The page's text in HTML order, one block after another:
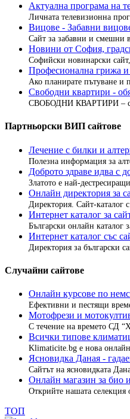
Актуална програма на
Личната телевизионна
Вицове - Забавни
Сайт за забавни и смешни
Новини от София,
Софийски новинарски сайт,
Професионална грижа
Ако планирате пътуване и
Свободни квартири -
СВОБОДНИ КВАРТИРИ –
Партньорски ВИП сайтове
Лечение с билки и
Полезна информация за
Доброто здраве идва с
Златото е най-
Онлайн директория за
Директория. Сайт-каталог
Интернет каталог за
Български онлайн каталог
Интернет каталог със
Директория за български
Случайни сайтове
Онлайн курсове по
Ефективни и пестящи
Мотофрези и
С течение на времето СД
Всички типове
Klimaticite.bg e нова онлайн
Ясновидка Даная -
Сайтът на ясновидката
Онлайн магазин за био
Открийте нашата селекция
ТОП